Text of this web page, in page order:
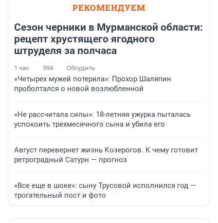
РЕКОМЕНДУЕМ
Сезон черники в Мурманской области:
рецепт хрустящего ягодного
штруделя за полчаса
1 час 594 Обсудить
«Четырех мужей потеряла»: Прохор Шаляпин
проболтался о новой возлюбленной
«Не рассчитала силы»: 18-летняя ужурка пыталась
успокоить трехмесячного сына и убила его
Август перевернет жизнь Козерогов. К чему готовит
ретроградный Сатурн — прогноз
«Все еще в шоке»: сыну Трусовой исполнился год —
трогательный пост и фото